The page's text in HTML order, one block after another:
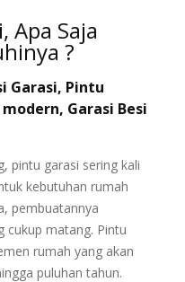
Apa Saja
?
Garasi, Pintu
Garasi Besi
pintu garasi sering kali
kebutuhan rumah
pembuatannya
cukup matang. Pintu
rumah yang akan
puluhan tahun.